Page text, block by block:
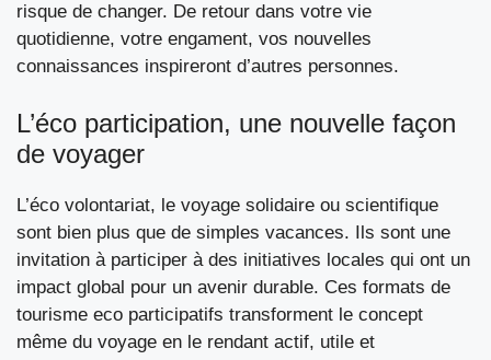
risque de changer. De retour dans votre vie
quotidienne, votre engament, vos nouvelles
connaissances inspireront d’autres personnes.
L’éco participation, une nouvelle façon
de voyager
L’éco volontariat, le voyage solidaire ou scientifique
sont bien plus que de simples vacances. Ils sont une
invitation à participer à des initiatives locales qui ont un
impact global pour un avenir durable. Ces formats de
tourisme eco participatifs transforment le concept
même du voyage en le rendant actif, utile et